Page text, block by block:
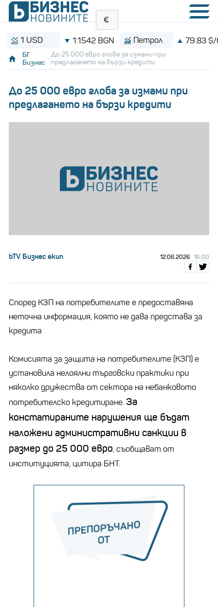
1.1542 BGN Петрол 79.83 $/барел
БГ
Бизнес
До 25 000 евро глоба за измами при
предлагането на бързи кредити
До 25 000 евро глоба за измами при
предлагането на бързи кредити
bTV Бизнес екип 12.06.2026 16:00
Според КЗП на потребителите е предоставяна
неточна информация, която не дава представа за
кредита
Комисията за защита на потребителите (КЗП) е
установила нелоялни търговски практики при
няколко дружества от сектора на небанковото
потребителско кредитиране.За
констатираните нарушения ще бъдат
наложени административни санкции в
размер до 25 000 евро, съобщават от
институцията, цитира БНТ.